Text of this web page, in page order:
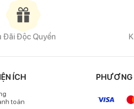
Đãi Độc Quyền
ÍCH
toán